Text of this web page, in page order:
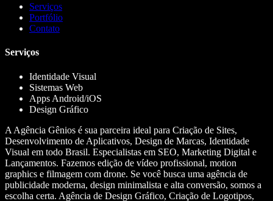
Serviços
Portfólio
Contato
Serviços
Identidade Visual
Sistemas Web
Apps Android/iOS
Design Gráfico
A Agência Gênios é sua parceira ideal para Criação de Sites,
Desenvolvimento de Aplicativos, Design de Marcas, Identidade
Visual em todo Brasil. Especialistas em SEO, Marketing Digital e
Lançamentos. Fazemos edição de vídeo profissional, motion
graphics e filmagem com drone. Se você busca uma agência de
publicidade moderna, design minimalista e alta conversão, somos a
escolha certa. Agência de Design Gráfico, Criação de Logotipos,